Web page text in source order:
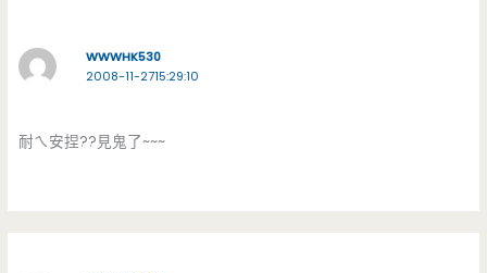
WWWHK530
2008-11-2715:29:10
耐ㄟ安捏??見鬼了~~~